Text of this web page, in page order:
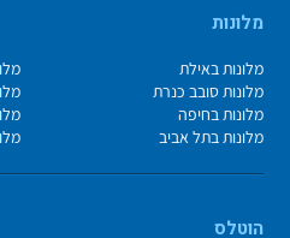
מלונות
מלונות באילת
מלונות סובב כנרת
מלונות בחיפה
מלונות בתל אביב
הוטלס